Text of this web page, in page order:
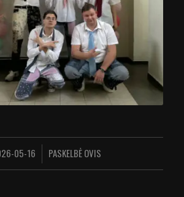
05-16
/ PASKELBĖOVIS